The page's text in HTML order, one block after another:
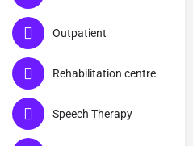
Outpatient
Rehabilitation centre
Speech Therapy